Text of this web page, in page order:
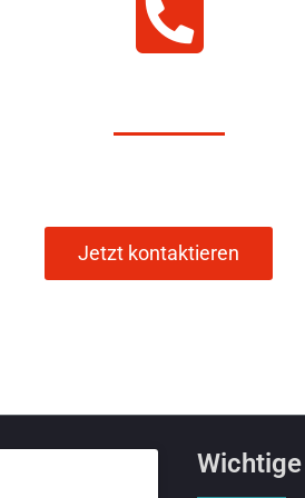
Jetzt kontaktieren